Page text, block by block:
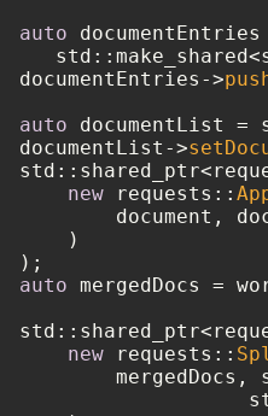
auto
documentEntries->
auto documentList =
documentList->
new requests::
document,
    )
auto mergedDocs =
new requests::
mergedDocs,